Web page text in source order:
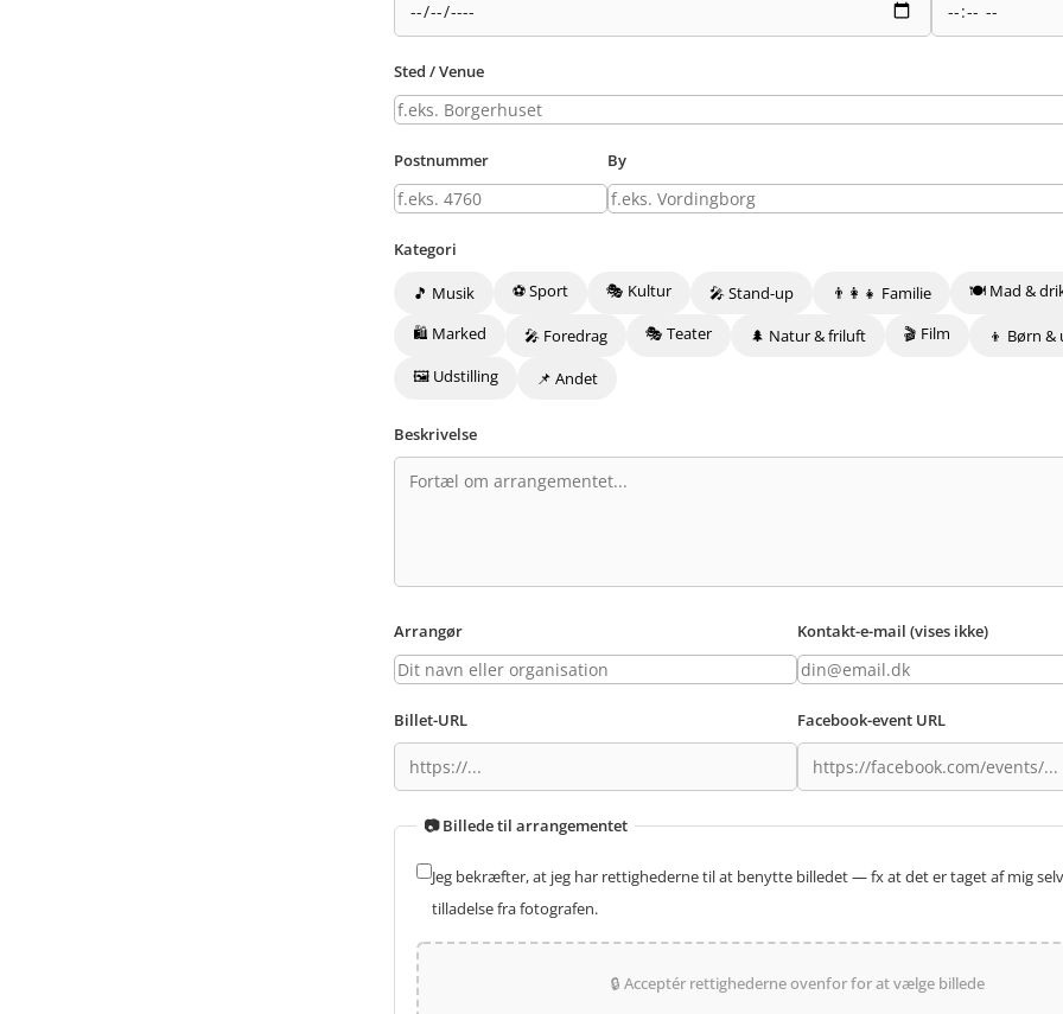
Sted / Venue
Postnummer By
Kategori
🎵 Musik ⚽ Sport 🎭 Kultur 🎤 Stand-up 👨‍👩‍👧 Familie
🍽️ Mad &
🛍️ Marked
🎤 Foredrag 🎭 Teater 🌲 Natur & friluft 🎬 Film
👦 Børn &
🖼️ Udstilling
📌 Andet
Beskrivelse
Arrangør Kontakt-e-mail (vises ikke)
Billet-URL Facebook-event URL
📷 Billede til arrangementet
Jeg bekræfter, at jeg har rettighederne til at benytte billedet — fx at det er taget af mig
tilladelse fra fotografen.
🔒 Acceptér rettighederne ovenfor for at vælge billede